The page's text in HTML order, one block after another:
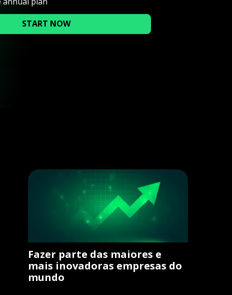
START NOW
Fazer parte das maiores e
mais inovadoras empresas do
mundo